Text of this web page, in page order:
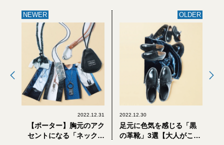
NEWER
2022.12.31
【ポーター】胸元のアク
セントになる「ネックア
OLDER
2022.12.30
足元に色気を感じる「黒
の革靴」3選【大人がこれ